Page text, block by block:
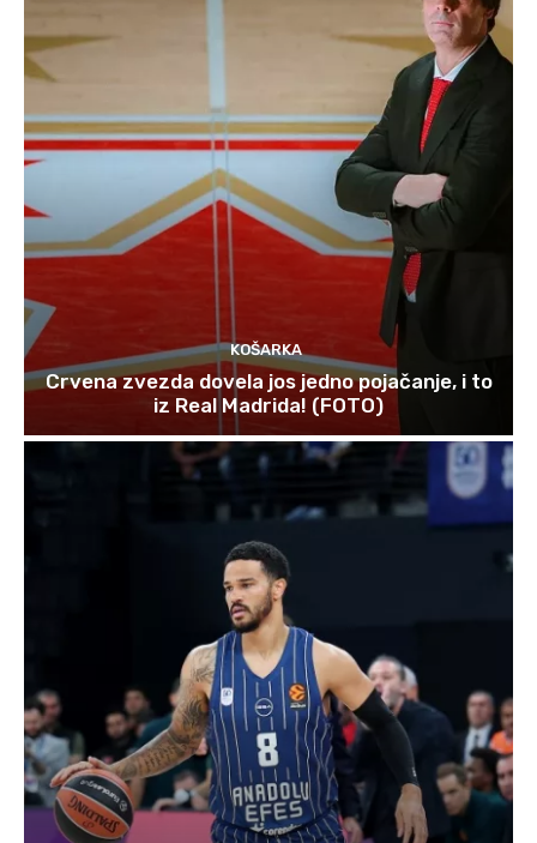
KOŠARKA
Crvena zvezda dovela jos jedno pojačanje, i to
iz Real Madrida! (FOTO)